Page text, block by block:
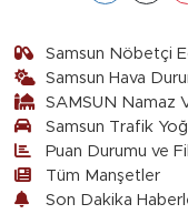
Samsun Nöbetçi
Samsun Hava
SAMSUN Namaz
Samsun Trafik
Puan Durumu ve
Tüm Manşetler
Son Dakika